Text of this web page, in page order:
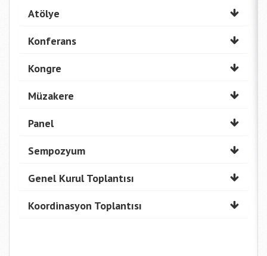
Atölye
Konferans
Kongre
Müzakere
Panel
Sempozyum
Genel Kurul Toplantısı
Koordinasyon Toplantısı